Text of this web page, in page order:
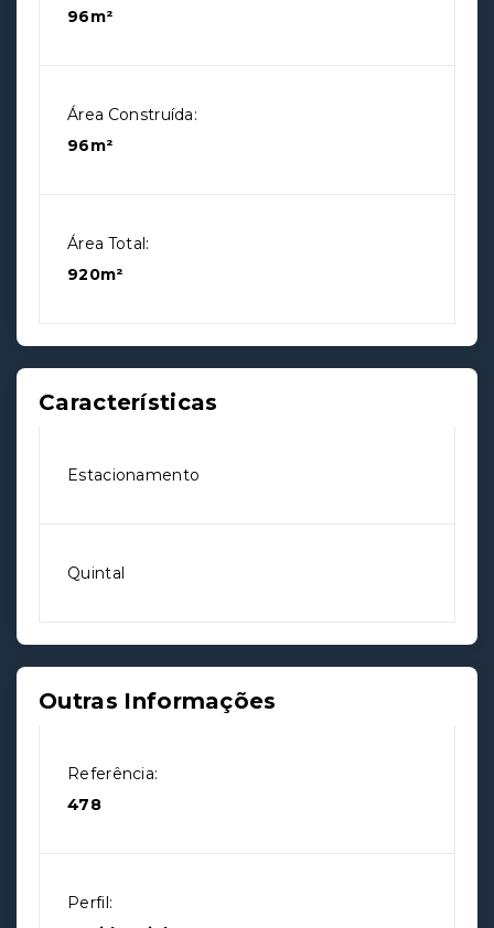
96m²
Área Construída:
96m²
Área Total:
920m²
Características
Estacionamento
Quintal
Outras Informações
Referência:
478
Perfil: